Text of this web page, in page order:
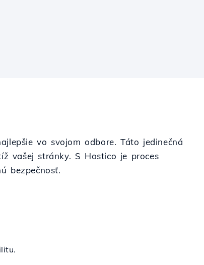
vo svojom odbore. Táto jedinečná
vašej stránky. S Hostico je proces
bezpečnosť.